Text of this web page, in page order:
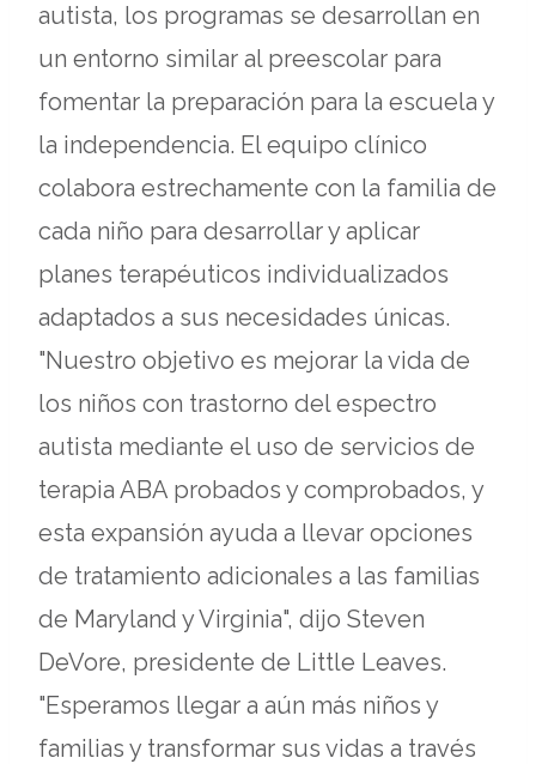
autista, los programas se desarrollan en
un entorno similar al preescolar para
fomentar la preparación para la escuela y
la independencia. El equipo clínico
colabora estrechamente con la familia de
cada niño para desarrollar y aplicar
planes terapéuticos individualizados
adaptados a sus necesidades únicas.
"Nuestro objetivo es mejorar la vida de
los niños con trastorno del espectro
autista mediante el uso de servicios de
terapia ABA probados y comprobados, y
esta expansión ayuda a llevar opciones
de tratamiento adicionales a las familias
de Maryland y Virginia", dijo Steven
DeVore, presidente de Little Leaves.
"Esperamos llegar a aún más niños y
familias y transformar sus vidas a través